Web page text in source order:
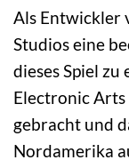
Als Entwickler
Studios eine
dieses Spiel
Electronic Arts
gebracht und
Nordamerika